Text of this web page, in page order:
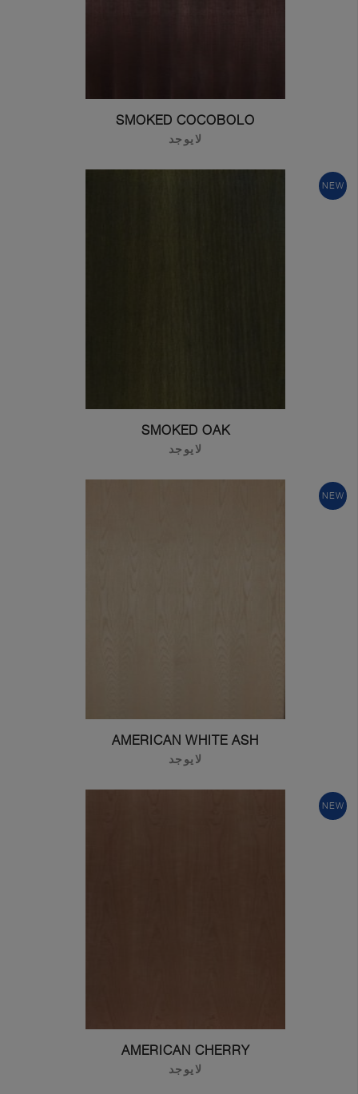
SMOKED COCOBOLO
لايوجد
NEW
SMOKED OAK
لايوجد
NEW
AMERICAN WHITE ASH
لايوجد
NEW
AMERICAN CHERRY
لايوجد